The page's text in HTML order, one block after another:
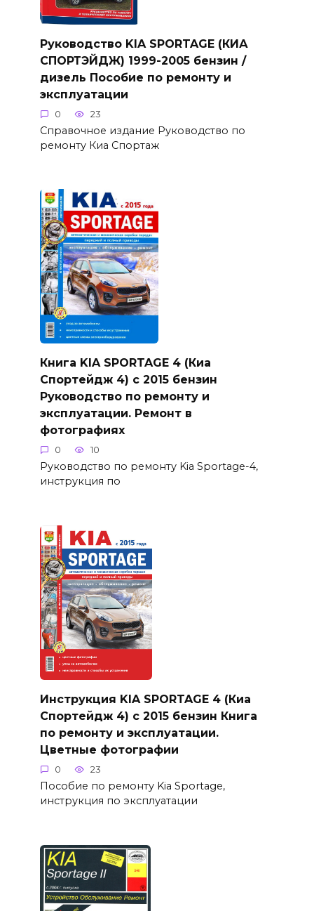
Руководство KIA SPORTAGE (КИА
СПОРТЭЙДЖ) 1999-2005 бензин /
дизель Пособие по ремонту и
эксплуатации
0 23
Справочное издание Руководство по
ремонту Киа Спортаж
Книга KIA SPORTAGE 4 (Киа
Спортейдж 4) с 2015 бензин
Руководство по ремонту и
эксплуатации. Ремонт в
фотографиях
0 10
Руководство по ремонту Kia Sportage-4,
инструкция по
Инструкция KIA SPORTAGE 4 (Киа
Спортейдж 4) с 2015 бензин Книга
по ремонту и эксплуатации.
Цветные фотографии
0 23
Пособие по ремонту Kia Sportage,
инструкция по эксплуатации